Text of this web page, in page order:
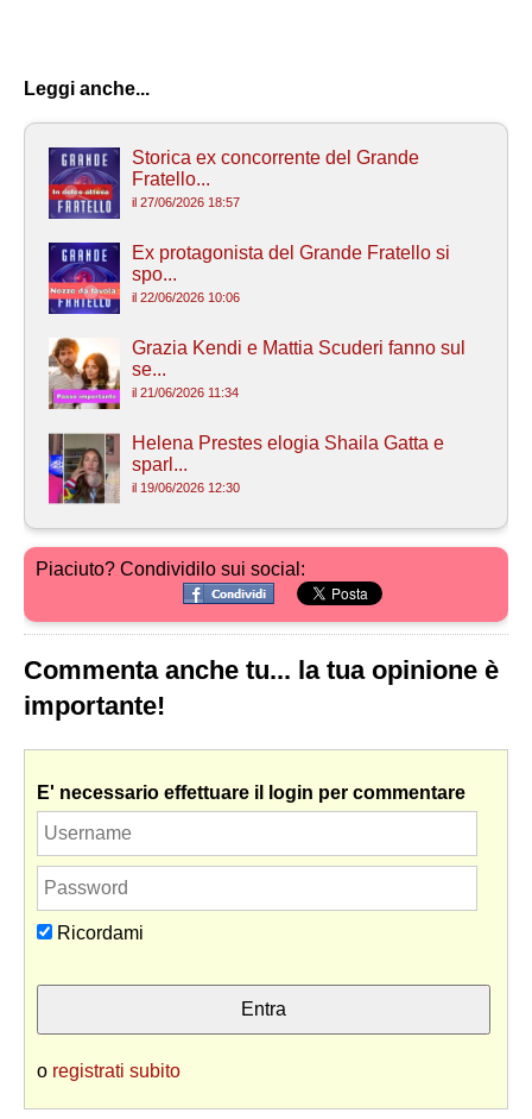
Leggi anche...
Storica ex concorrente del Grande
Fratello...
il 27/06/2026 18:57
Ex protagonista del Grande Fratello si
spo...
il 22/06/2026 10:06
Grazia Kendi e Mattia Scuderi fanno sul
se...
il 21/06/2026 11:34
Helena Prestes elogia Shaila Gatta e
sparl...
il 19/06/2026 12:30
Piaciuto? Condividilo sui social:
Commenta anche tu... la tua opinione è
importante!
E' necessario effettuare il login per commentare
Ricordami
o registrati subito